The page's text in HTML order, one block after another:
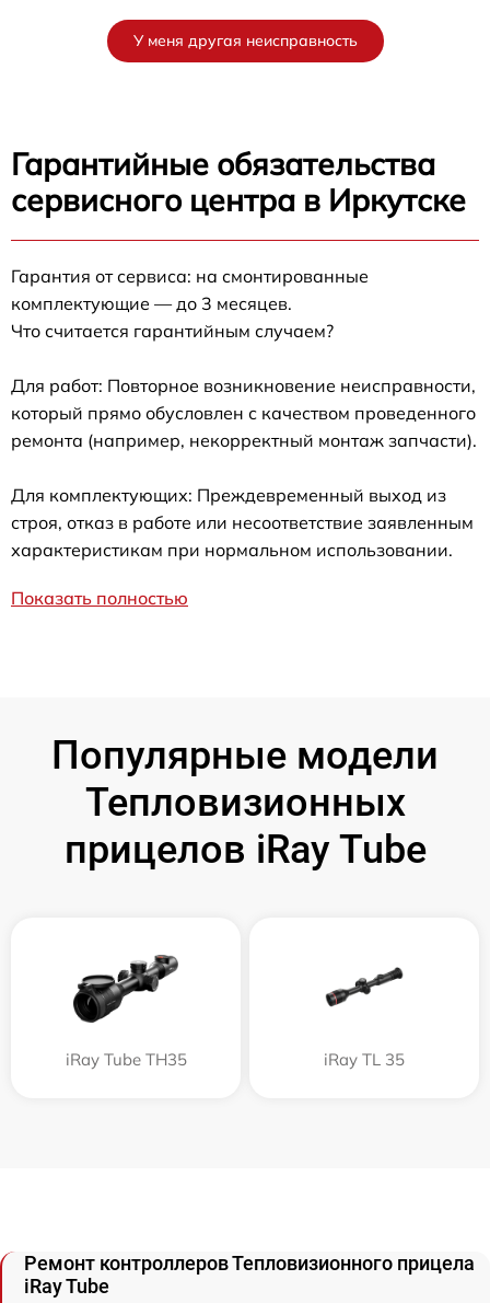
У меня другая неисправность
Гарантийные обязательства
сервисного центра в Иркутске
Гарантия от сервиса: на смонтированные
комплектующие — до 3 месяцев.
Что считается гарантийным случаем?
Для работ: Повторное возникновение неисправности,
который прямо обусловлен с качеством проведенного
ремонта (например, некорректный монтаж запчасти).
Для комплектующих: Преждевременный выход из
строя, отказ в работе или несоответствие заявленным
характеристикам при нормальном использовании.
Показать полностью
Популярные модели
Тепловизионных
прицелов iRay Tube
iRay Tube TH35 iRay TL 35
Ремонт контроллеров Тепловизионного прицела
iRay Tube